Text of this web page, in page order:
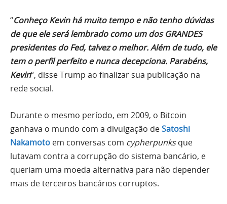
“Conheço Kevin há muito tempo e não tenho dúvidas
de que ele será lembrado como um dos GRANDES
presidentes do Fed, talvez o melhor. Além de tudo, ele
tem o perfil perfeito e nunca decepciona. Parabéns,
Kevin“, disse Trump ao finalizar sua publicação na
rede social.
Durante o mesmo período, em 2009, o Bitcoin
ganhava o mundo com a divulgação deSatoshi
Nakamoto em conversas com cypherpunksque
lutavam contra a corrupção do sistema bancário, e
queriam uma moeda alternativa para não depender
mais de terceiros bancários corruptos.